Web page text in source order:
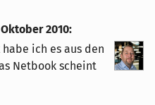
2010:
ich es aus den
Netbook scheint